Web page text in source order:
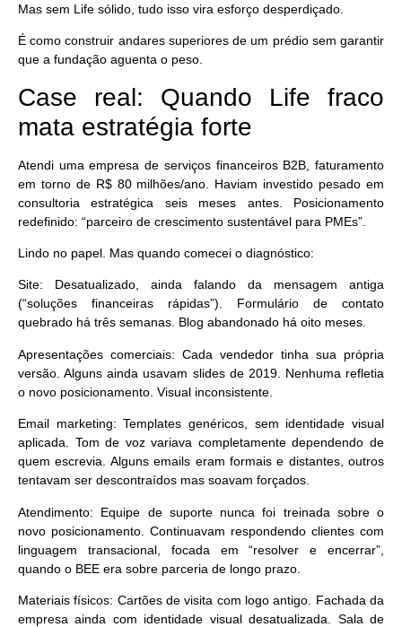
Mas sem Life sólido, tudo isso vira esforço desperdiçado.
É como construir andares superiores de um prédio sem garantir
que a fundação aguenta o peso.
Case real: Quando Life fraco
mata estratégia forte
Atendi uma empresa de serviços financeiros B2B, faturamento
em torno de R$ 80 milhões/ano. Haviam investido pesado em
consultoria estratégica seis meses antes. Posicionamento
redefinido: “parceiro de crescimento sustentável para PMEs”.
Lindo no papel. Mas quando comecei o diagnóstico:
Site: Desatualizado, ainda falando da mensagem antiga
(“soluções financeiras rápidas”). Formulário de contato
quebrado há três semanas. Blog abandonado há oito meses.
Apresentações comerciais: Cada vendedor tinha sua própria
versão. Alguns ainda usavam slides de 2019. Nenhuma refletia
o novo posicionamento. Visual inconsistente.
Email marketing: Templates genéricos, sem identidade visual
aplicada. Tom de voz variava completamente dependendo de
quem escrevia. Alguns emails eram formais e distantes, outros
tentavam ser descontraídos mas soavam forçados.
Atendimento: Equipe de suporte nunca foi treinada sobre o
novo posicionamento. Continuavam respondendo clientes com
linguagem transacional, focada em “resolver e encerrar”,
quando o BEE era sobre parceria de longo prazo.
Materiais físicos: Cartões de visita com logo antigo. Fachada da
empresa ainda com identidade visual desatualizada. Sala de